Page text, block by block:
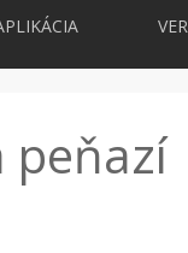
peňazí